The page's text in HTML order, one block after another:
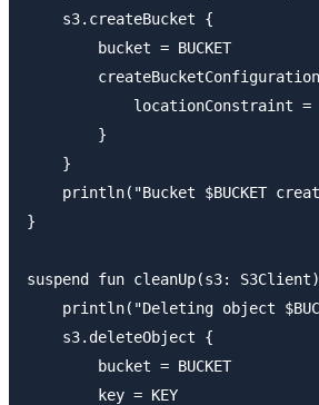
    s3.createBucket {
        bucket = BUCKET
locationConstraint
        }
    }
println("Bucket $BUCKET
}
suspend fun cleanUp(s3:
println("Deleting object
    s3.deleteObject {
        bucket = BUCKET
        key = KEY